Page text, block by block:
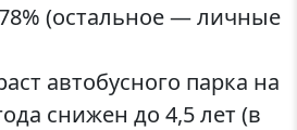
(остальное — личные
автобусного парка на
снижен до 4,5 лет (в